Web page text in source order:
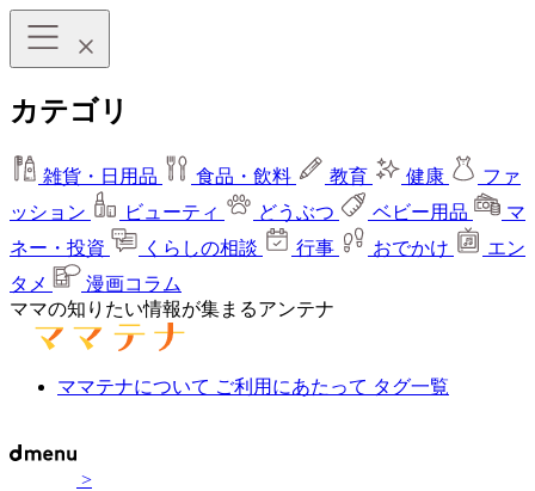
カテゴリ
雑貨・日用品 食品・飲料 教育 健康
ファ
ッション
ビューティ どうぶつ ベビー用品
マ
ネー・投資
くらしの相談 行事 おでかけ
エン
タメ
漫画コラム
ママの知りたい情報が集まるアンテナ
ママテナについて ご利用にあたって タグ一覧
>